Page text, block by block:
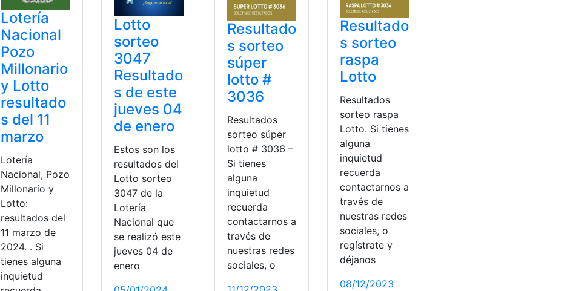
Lotería
Nacional
Pozo
Millonario
y Lotto
resultado
s del 11
marzo
Lotería
Nacional, Pozo
Millonario y
Lotto:
resultados del
11 marzo de
2024. . Si
tienes alguna
inquietud
Lotto
sorteo
3047
Resultado
s de este
jueves 04
de enero
Estos son los
resultados del
Lotto sorteo
3047 de la
Lotería
Nacional que
se realizó este
jueves 04 de
enero
Resultado
s sorteo
súper
lotto #
3036
Resultados
sorteo súper
lotto # 3036 –
Si tienes
alguna
inquietud
recuerda
contactarnos a
través de
nuestras redes
sociales, o
Resultado
s sorteo
raspa
Lotto
Resultados
sorteo raspa
Lotto. Si tienes
alguna
inquietud
recuerda
contactarnos a
través de
nuestras redes
sociales, o
regístrate y
déjanos
08/12/2023